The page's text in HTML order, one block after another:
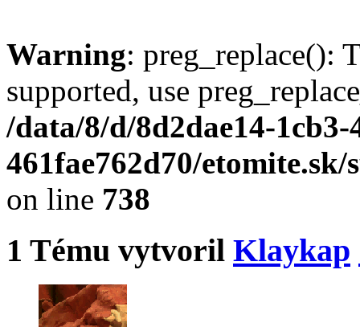
Warning: preg_replace():
supported, use
/data/8/d/8d2dae14-1cb3-
461fae762d70/
on line 738
1 Tému vytvoril Klaykap